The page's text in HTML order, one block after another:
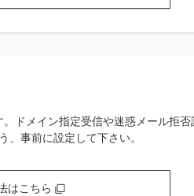
ドメイン指定受信や迷惑メール拒
事前に設定して下さい。
はこちら